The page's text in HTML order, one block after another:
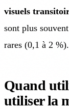
visuels
sont plus
rares (0,1 à 2 %).
Quand
utiliser la